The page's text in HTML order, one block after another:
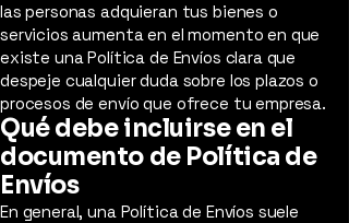
las personas adquieran tus bienes o
servicios aumenta en el momento en que
existe una Política de Envíos clara que
despeje cualquier duda sobre los plazos o
procesos de envío que ofrece tu empresa.
Qué debe incluirse en el
documento de Política de
Envíos
En general, una Política de Envíos suele